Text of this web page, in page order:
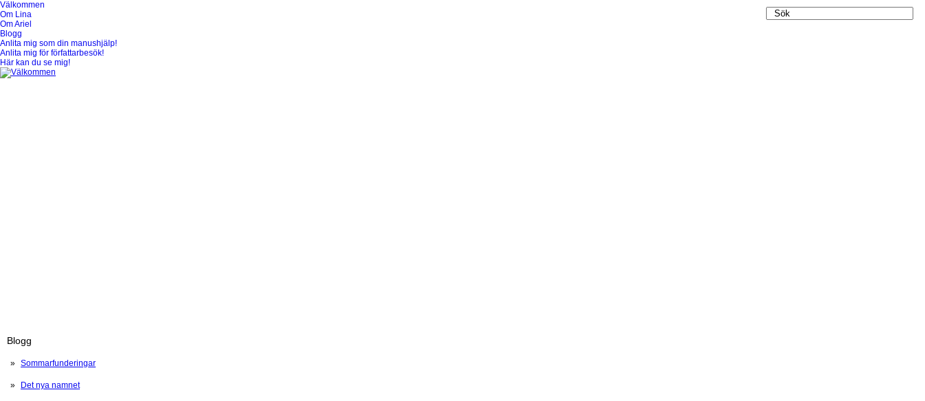
Välkommen
Om Lina
Om Ariel
Blogg
Anlita mig som din manushjälp!
Anlita mig för författarbesök!
Här kan du se mig!
Blogg
Sommarfunderingar
Det nya namnet